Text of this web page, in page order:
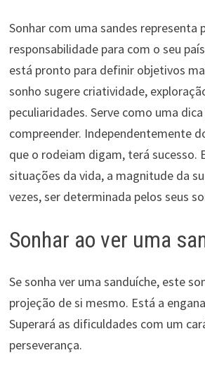
Sonhar com uma sandes representa
responsabilidade para com o seu
está pronto para definir objetivos
sonho sugere criatividade,
peculiaridades. Serve como uma
compreender. Independentemente
que o rodeiam digam, terá sucesso.
situações da vida, a magnitude da
vezes, ser determinada pelos seus
Sonhar ao ver uma
Se sonha ver uma sanduíche, este
projeção de si mesmo. Está a
Superará as dificuldades com um
perseverança.